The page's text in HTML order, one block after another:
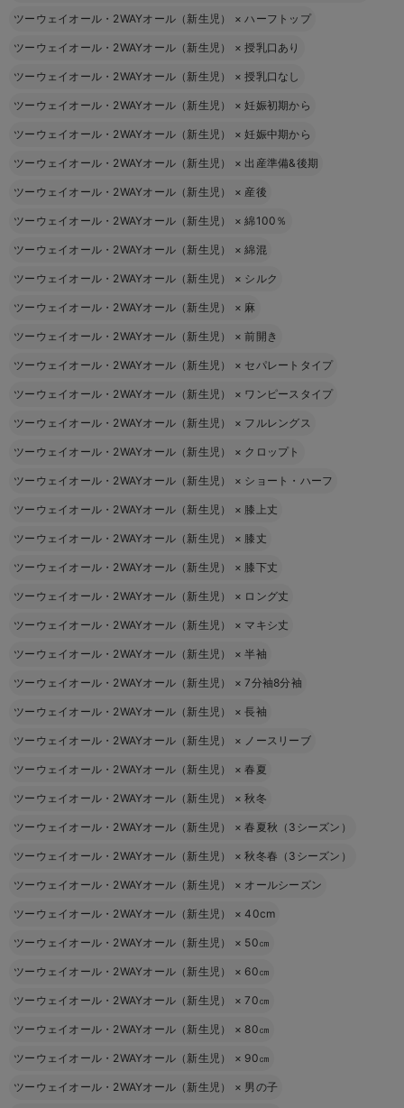
ツーウェイオール・2WAYオール（新生児） ×ハーフトップ
ツーウェイオール・2WAYオール（新生児） ×授乳口あり
ツーウェイオール・2WAYオール（新生児） ×授乳口なし
ツーウェイオール・2WAYオール（新生児） ×妊娠初期から
ツーウェイオール・2WAYオール（新生児） ×妊娠中期から
ツーウェイオール・2WAYオール（新生児） × 出産準備&後期
ツーウェイオール・2WAYオール（新生児） × 産後
ツーウェイオール・2WAYオール（新生児） ×綿100％
ツーウェイオール・2WAYオール（新生児） ×綿混
ツーウェイオール・2WAYオール（新生児） × シルク
ツーウェイオール・2WAYオール（新生児） × 麻
ツーウェイオール・2WAYオール（新生児） ×前開き
ツーウェイオール・2WAYオール（新生児） × セパレートタイプ
ツーウェイオール・2WAYオール（新生児） × ワンピースタイプ
ツーウェイオール・2WAYオール（新生児） × フルレングス
ツーウェイオール・2WAYオール（新生児） × クロップト
ツーウェイオール・2WAYオール（新生児） × ショート・ハーフ
ツーウェイオール・2WAYオール（新生児） × 膝上丈
ツーウェイオール・2WAYオール（新生児） × 膝丈
ツーウェイオール・2WAYオール（新生児） × 膝下丈
ツーウェイオール・2WAYオール（新生児） × ロング丈
ツーウェイオール・2WAYオール（新生児） × マキシ丈
ツーウェイオール・2WAYオール（新生児） ×半袖
ツーウェイオール・2WAYオール（新生児） ×7分袖8分袖
ツーウェイオール・2WAYオール（新生児） ×長袖
ツーウェイオール・2WAYオール（新生児） × ノースリーブ
ツーウェイオール・2WAYオール（新生児） ×春夏
ツーウェイオール・2WAYオール（新生児） ×秋冬
ツーウェイオール・2WAYオール（新生児） ×春夏秋（3シーズン）
ツーウェイオール・2WAYオール（新生児） ×秋冬春（3シーズン）
ツーウェイオール・2WAYオール（新生児） × オールシーズン
ツーウェイオール・2WAYオール（新生児） ×40cm
ツーウェイオール・2WAYオール（新生児） × 50㎝
ツーウェイオール・2WAYオール（新生児） × 60㎝
ツーウェイオール・2WAYオール（新生児） ×70㎝
ツーウェイオール・2WAYオール（新生児） × 80㎝
ツーウェイオール・2WAYオール（新生児） × 90㎝
ツーウェイオール・2WAYオール（新生児） × 男の子